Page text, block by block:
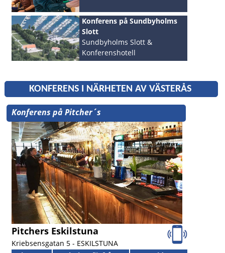
Konferens på Sundbyholms
Slott
Sundbyholms Slott &
Konferenshotell
ESKILSTUNA
KONFERENS I NÄRHETEN AV VÄSTERÅS
Konferens på Pitcher´s
Pitchers Eskilstuna
Kriebsensgatan 5 - ESKILSTUNA